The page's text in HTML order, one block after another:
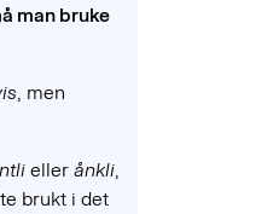
man bruke
, men
eller ånkli,
brukt i det